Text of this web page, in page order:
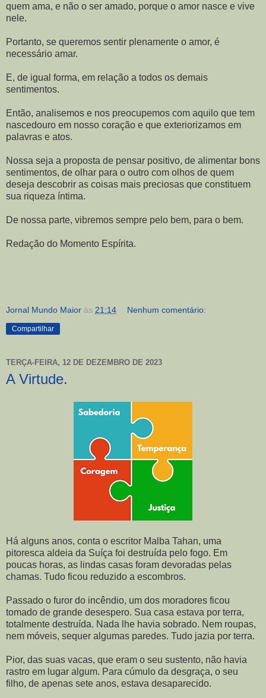
quem ama, e não o ser amado, porque o amor nasce e vive
nele.
Portanto, se queremos sentir plenamente o amor, é
necessário amar.
E, de igual forma, em relação a todos os demais
sentimentos.
Então, analisemos e nos preocupemos com aquilo que tem
nascedouro em nosso coração e que exteriorizamos em
palavras e atos.
Nossa seja a proposta de pensar positivo, de alimentar bons
sentimentos, de olhar para o outro com olhos de quem
deseja descobrir as coisas mais preciosas que constituem
sua riqueza íntima.
De nossa parte, vibremos sempre pelo bem, para o bem.
Redação do Momento Espírita.
Jornal Mundo Maior às 21:14 Nenhum comentário:
Compartilhar
TERÇA-FEIRA, 12 DE DEZEMBRO DE 2023
A Virtude.
Há alguns anos, conta o escritor Malba Tahan, uma
pitoresca aldeia da Suíça foi destruída pelo fogo. Em
poucas horas, as lindas casas foram devoradas pelas
chamas. Tudo ficou reduzido a escombros.
Passado o furor do incêndio, um dos moradores ficou
tomado de grande desespero. Sua casa estava por terra,
totalmente destruída. Nada lhe havia sobrado. Nem roupas,
nem móveis, sequer algumas paredes. Tudo jazia por terra.
Pior, das suas vacas, que eram o seu sustento, não havia
rastro em lugar algum. Para cúmulo da desgraça, o seu
filho, de apenas sete anos, estava desaparecido.